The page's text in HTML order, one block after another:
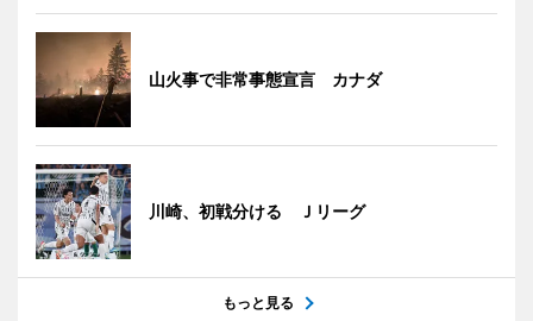
山火事で非常事態宣言 カナダ
川崎、初戦分ける Ｊリーグ
もっと見る